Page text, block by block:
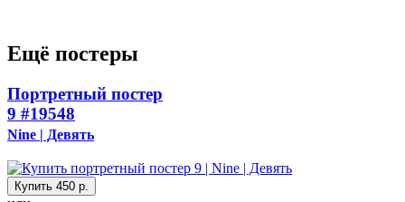
Ещё постеры
Портретный постер
9 #19548
Nine | Девять
Купить 450 р.